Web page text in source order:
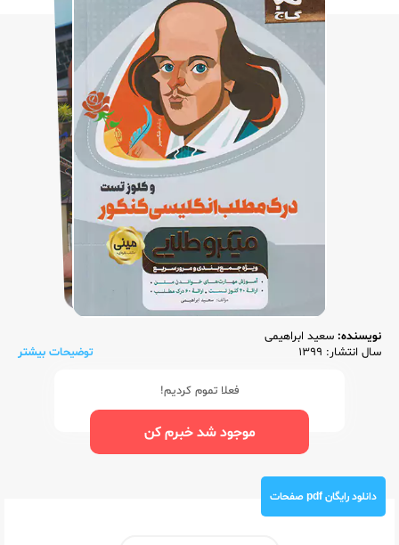
نویسنده: سعید ابراهیمی
سال انتشار: 1399
توضیحات بیشتر
فعلا تموم کردیم!
موجود شد خبرم کن
دانلود رایگان pdf صفحات